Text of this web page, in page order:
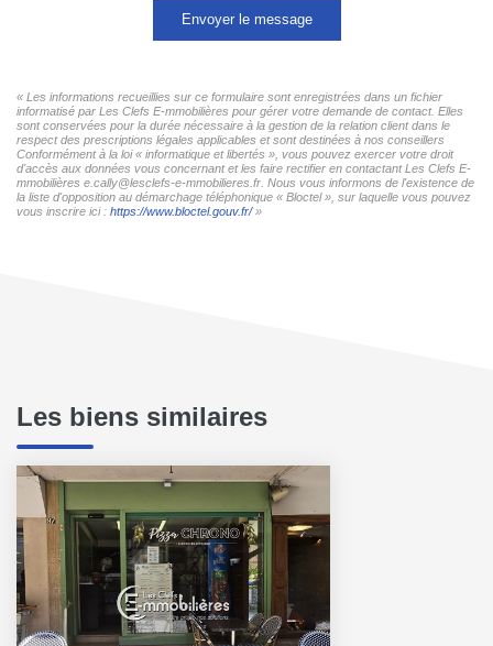
Envoyer le message
« Les informations recueillies sur ce formulaire sont enregistrées dans un fichier
informatisé par Les Clefs E-mmobilières pour gérer votre demande de contact. Elles
sont conservées pour la durée nécessaire à la gestion de la relation client dans le
respect des prescriptions légales applicables et sont destinées à nos conseillers
Conformément à la loi « informatique et libertés », vous pouvez exercer votre droit
d'accès aux données vous concernant et les faire rectifier en contactant Les Clefs E-
mmobilières e.cally@lesclefs-e-mmobilieres.fr. Nous vous informons de l'existence de
la liste d'opposition au démarchage téléphonique « Bloctel », sur laquelle vous pouvez
vous inscrire ici : https://www.bloctel.gouv.fr/»
Les biens similaires